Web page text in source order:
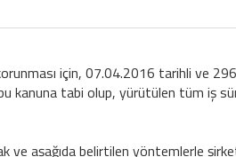
için, 07.04.2016 tarihli ve
kanuna tabi olup, yürütülen tüm iş
ve aşağıda belirtilen yöntemlerle